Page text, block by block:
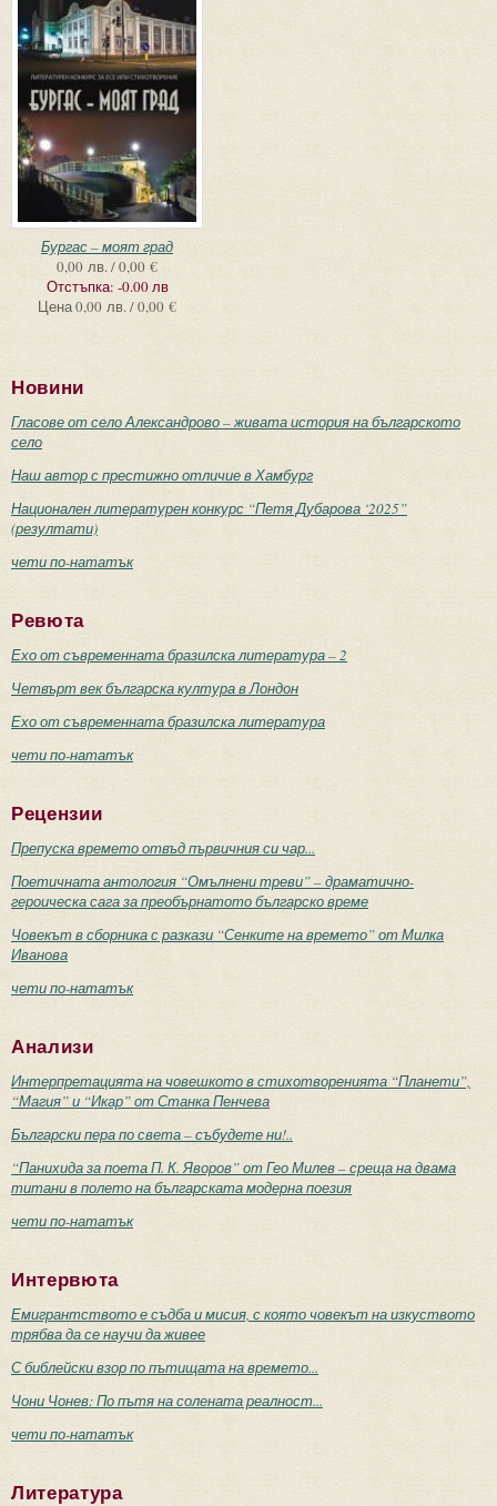
Бургас – моят град
0,00 лв. / 0,00 €
Отстъпка: -0.00 лв
Цена0,00 лв. / 0,00 €
Новини
Гласове от село Александрово – живата история на българското
село
Наш автор с престижно отличие в Хамбург
Национален литературен конкурс “Петя Дубарова ‘2025”
(резултати)
чети по-нататък
Ревюта
Ехо от съвременната бразилска литература – 2
Четвърт век българска култура в Лондон
Ехо от съвременната бразилска литература
чети по-нататък
Рецензии
Препуска времето отвъд първичния си чар...
Поетичната антология “Омълнени треви” – драматично-
героическа сага за преобърнатото българско време
Човекът в сборника с разкази “Сенките на времето” от Милка
Иванова
чети по-нататък
Анализи
Интерпретацията на човешкото в стихотворенията “Планети”,
“Магия” и “Икар” от Станка Пенчева
Български пера по света – събудете ни!..
“Панихида за поета П. К. Яворов” от Гео Милев – среща на двама
титани в полето на българската модерна поезия
чети по-нататък
Интервюта
Емигрантството е съдба и мисия, с която човекът на изкуството
трябва да се научи да живее
С библейски взор по пътищата на времето...
Чони Чонев: По пътя на солената реалност...
чети по-нататък
Литература